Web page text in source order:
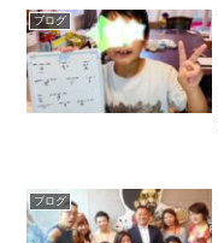
ブログ
ブログ